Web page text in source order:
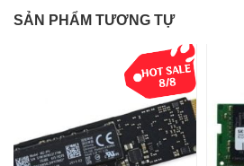
SẢN PHẨM TƯƠNG TỰ